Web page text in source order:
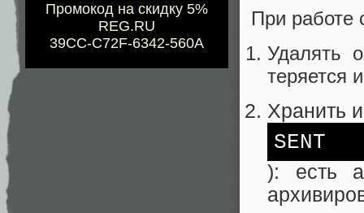
Промокод на скидку 5%
REG.RU
39CC-C72F-6342-560A
При работе
Удалять
теряется
Хранить
SENT
): есть